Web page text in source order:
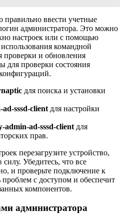
правильно ввести учетные
администратора. Это можно
настроек или с помощью
командной
проверки и обновления
для проверки состояния
для поиска и установки
ad-sssd-client для настройки
admin-ad-sssd-client для
прав.
перезагрузите устройство,
Убедитесь, что все
и проверьте подключение к
с доступом и обеспечит
компонентов.
администратора